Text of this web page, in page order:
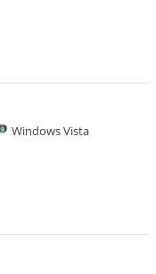
Windows Vista